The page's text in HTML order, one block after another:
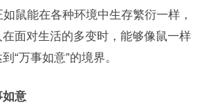
如鼠能在各种环境中生存繁衍一样，
面对生活的多变时，能够像鼠一样
“万事如意”的境界。
如意